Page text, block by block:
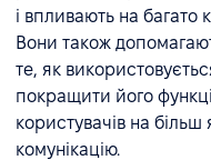
і впливають на багато
Вони також
те, як
покращити його
користувачів на більш
комунікацію.